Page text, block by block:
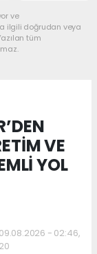
ve
ilgili doğrudan veya
tüm
VE
YOL
- 02:46,